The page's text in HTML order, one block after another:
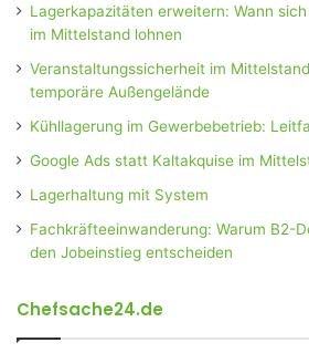
Lagerkapazitäten erweitern: Wann
im Mittelstand lohnen
Veranstaltungssicherheit im
temporäre Außengelände
Kühllagerung im Gewerbebetrieb:
Google Ads statt Kaltakquise im
Lagerhaltung mit System
Fachkräfteeinwanderung: Warum B2-
den Jobeinstieg entscheiden
Chefsache24.de